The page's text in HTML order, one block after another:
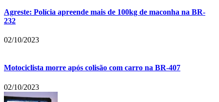
Agreste: Polícia apreende mais de 100kg de maconha na BR-
232
02/10/2023
Motociclista morre após colisão com carro na BR-407
02/10/2023